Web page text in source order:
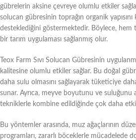
gübrelerin aksine çevreye olumlu etkiler
solucan gübresinin toprağın organik
desteklediğini göstermektedir. Böylece,
bir tarım uygulaması sağlanmış olur.
Teox Farm Sıvı Solucan Gübresinin
kalitesine olumlu etkiler sağlar. Bu doğal
daha sulu olmasını sağlayarak tüketiciye
sunar. Ayrıca, meyve boyutunu ve suluğunu
tekniklerle kombine edildiğinde çok daha
Bu yöntemler arasında, muz ağaçlarının
programları, zararlı böceklerle mücadelede